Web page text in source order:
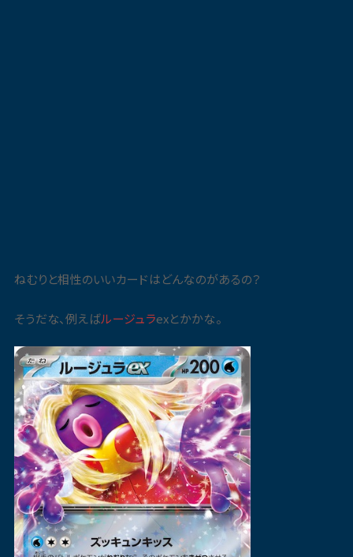
ねむりと相性のいいカードはどんなのがあるの？
そうだな、例えばルージュラexとかかな。